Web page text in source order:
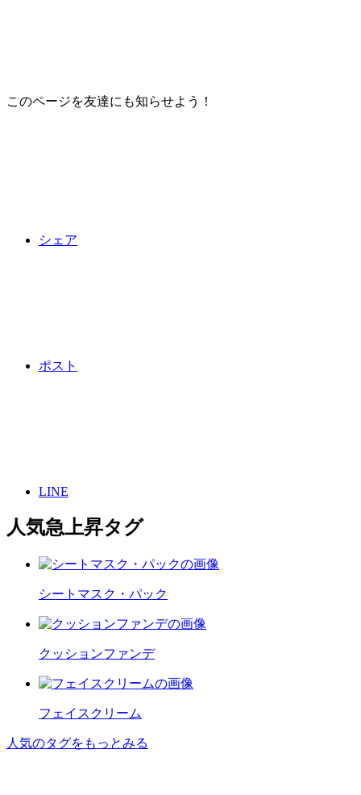
このページを友達にも知らせよう！
シェア
ポスト
LINE
人気急上昇タグ
シートマスク・パック
クッションファンデ
フェイスクリーム
人気のタグをもっとみる